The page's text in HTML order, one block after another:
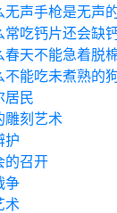
无声手枪是无声
常吃钙片还会缺
春天不能急着脱
不能吃未煮熟的
居民
雕刻艺术
护
的召开
争
术